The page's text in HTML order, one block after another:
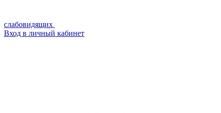
слабовидящих
Вход в личный кабинет